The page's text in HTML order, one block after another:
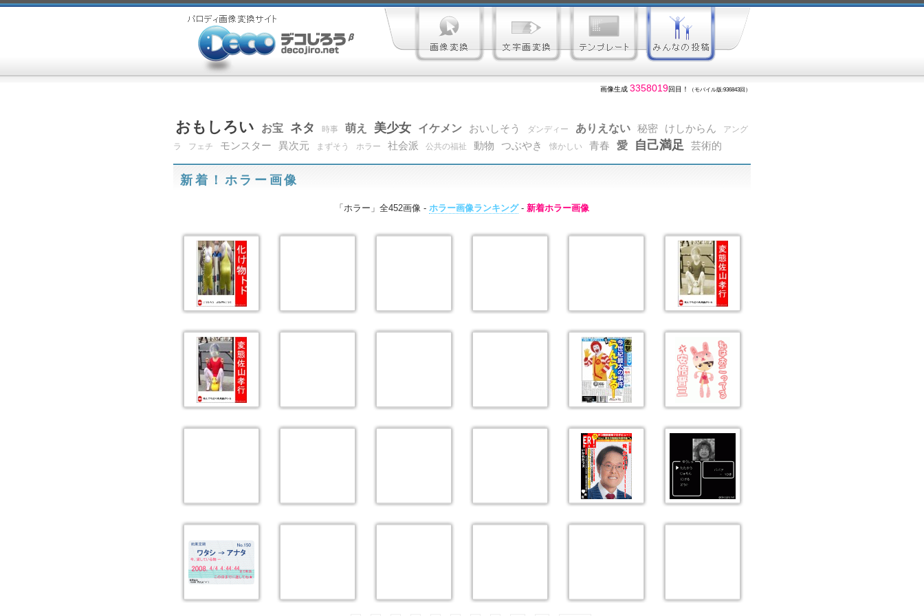
画像生成 3358019回目！ （モバイル版:936843回）
おもしろい お宝 ネタ 時事 萌え 美少女 イケメン おいしそう ダンディー ありえない 秘密 けしからん
アング
ラ
フェチ モンスター 異次元 まずそう ホラー 社会派 公共の福祉 動物 つぶやき 懐かしい 青春 愛 自己満足 芸術的
新着！ホラー画像
「ホラー」全452画像 - ホラー画像ランキング- 新着ホラー画像